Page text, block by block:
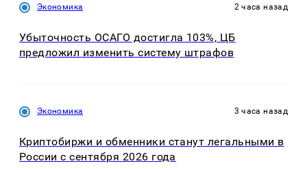
Экономика 2 часа назад
Убыточность ОСАГО достигла 103%, ЦБ
предложил изменить систему штрафов
Экономика 3 часа назад
Криптобиржи и обменники станут легальными в
России с сентября 2026 года